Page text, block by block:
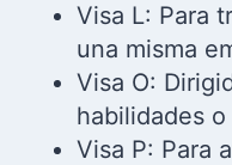
Visa L: Para
una misma
Visa O:
habilidades
Visa P: Para